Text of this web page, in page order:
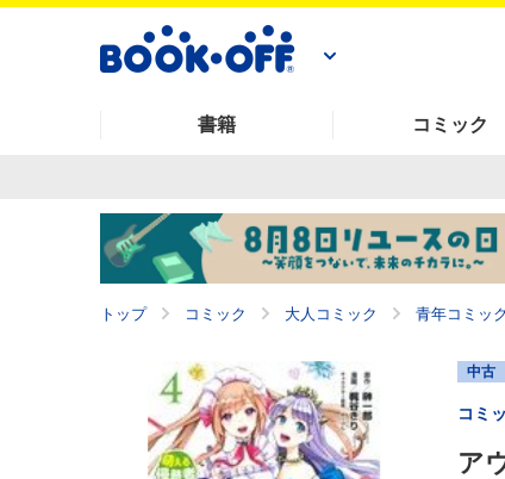
書籍 コミック
トップ コミック 大人コミック 青年コミック
中古
コミ
ア